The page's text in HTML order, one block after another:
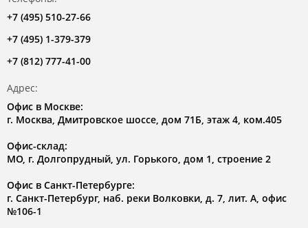
+7 (495) 510-27-66
+7 (495) 1-379-379
+7 (812) 777-41-00
Адрес:
Офис в Москве:
г. Москва, Дмитровское шоссе, дом 71Б, этаж 4, ком.405
Офис-склад:
МО, г. Долгопрудный, ул. Горького, дом 1, строение 2
Офис в Санкт-Петербурге:
г. Санкт-Петербург, наб. реки Волковки, д. 7, лит. А, офис
№106-1